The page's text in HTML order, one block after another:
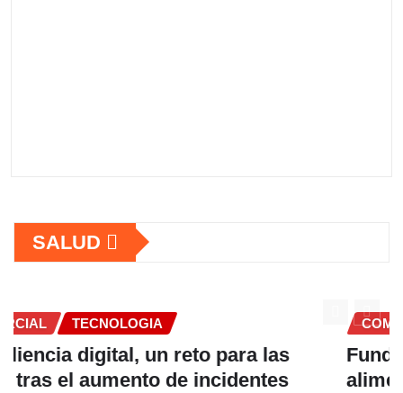
SALUD
COMERCIAL
Fundación Ficohsa fortalece la
alimentación escolar y promueve